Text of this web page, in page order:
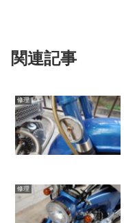
関連記事
修理
修理